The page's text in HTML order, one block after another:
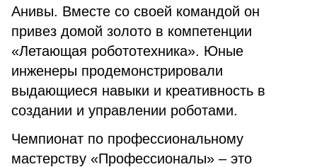
Анивы. Вместе со своей командой он
привез домой золото в компетенции
«Летающая робототехника». Юные
инженеры продемонстрировали
выдающиеся навыки и креативность в
создании и управлении роботами.
Чемпионат по профессиональному
мастерству «Профессионалы» – это